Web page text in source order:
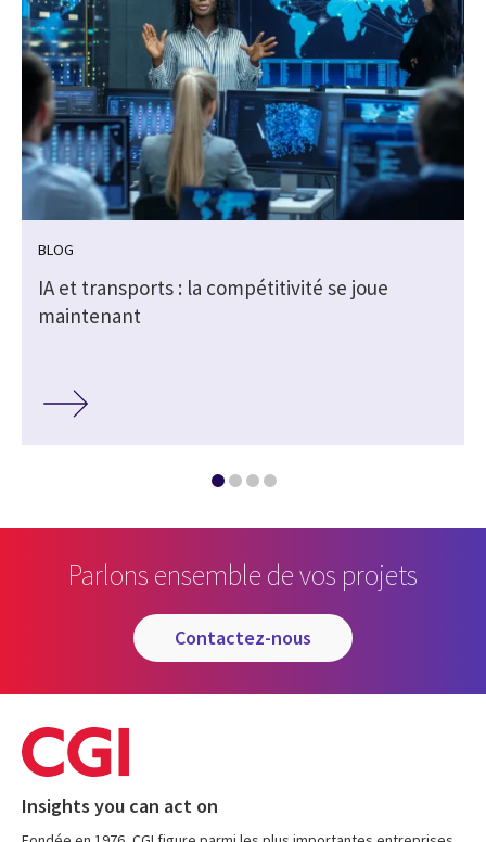
BLOG
IA et transports : la compétitivité se joue
maintenant
Parlons ensemble de vos projets
contactez-nous
Insights you can act on